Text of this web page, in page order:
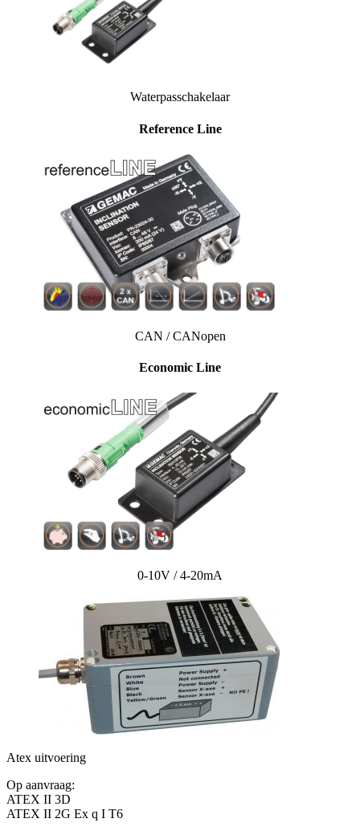
Waterpasschakelaar
Reference Line
CAN / CANopen
Economic Line
0-10V / 4-20mA
Atex uitvoering
Op aanvraag:
ATEX II 3D
ATEX II 2G Ex q I T6